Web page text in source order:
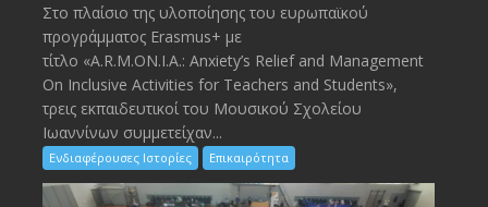
Στο πλαίσιο της υλοποίησης του ευρωπαϊκού
προγράμματος Erasmus+ με
τίτλο «A.R.M.ON.I.A.: Anxiety’s Relief and Management
On Inclusive Activities for Teachers and Students»,
τρεις εκπαιδευτικοί του Μουσικού Σχολείου
Ιωαννίνων συμμετείχαν...
Ενδιαφέρουσες Ιστορίες Επικαιρότητα